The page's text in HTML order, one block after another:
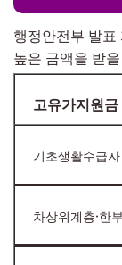
행정안전부 발
높은 금액을 받
고유가지원
기초생활수급자
차상위계층·한